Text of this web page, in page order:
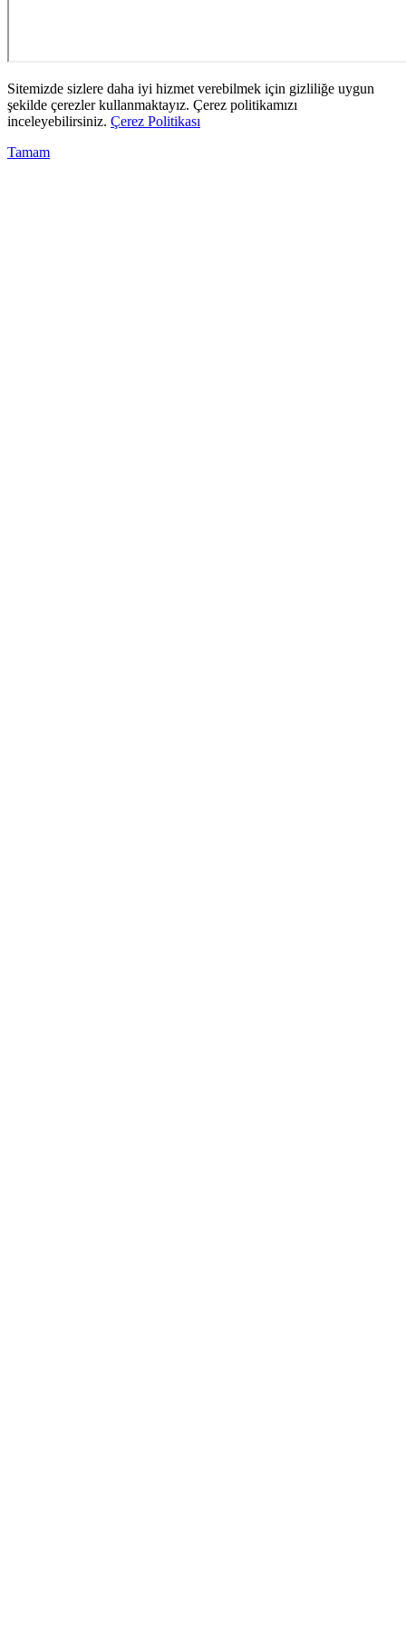
Sitemizde sizlere daha iyi hizmet verebilmek için gizliliğe uygun
şekilde çerezler kullanmaktayız. Çerez politikamızı
inceleyebilirsiniz. Çerez Politikası
Tamam